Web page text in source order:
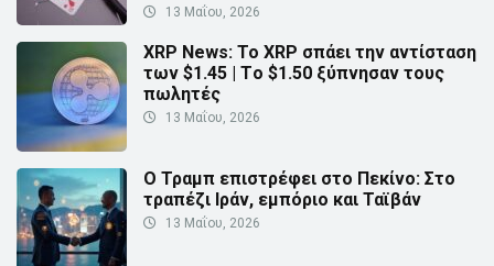
13 Μαΐου, 2026
XRP News: Το XRP σπάει την αντίσταση
των $1.45 | Τo $1.50 ξύπνησαν τους
πωλητές
13 Μαΐου, 2026
Ο Τραμπ επιστρέφει στο Πεκίνο: Στο
τραπέζι Ιράν, εμπόριο και Ταϊβάν
13 Μαΐου, 2026